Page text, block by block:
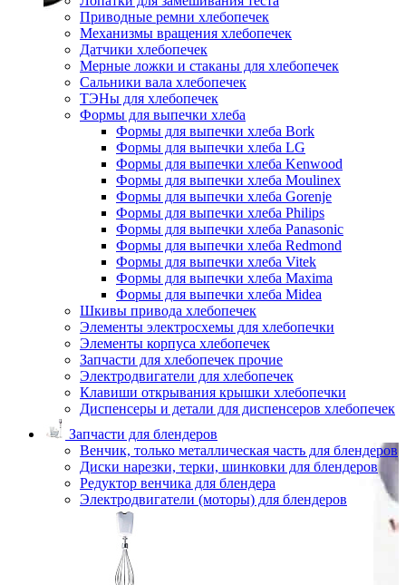
Приводные ремни хлебопечек
Механизмы вращения хлебопечек
Датчики хлебопечек
Мерные ложки и стаканы для хлебопечек
Сальники вала хлебопечек
ТЭНы для хлебопечек
Формы для выпечки хлеба
Формы для выпечки хлеба Bork
Формы для выпечки хлеба LG
Формы для выпечки хлеба Kenwood
Формы для выпечки хлеба Moulinex
Формы для выпечки хлеба Gorenje
Формы для выпечки хлеба Philips
Формы для выпечки хлеба Panasonic
Формы для выпечки хлеба Redmond
Формы для выпечки хлеба Vitek
Формы для выпечки хлеба Maxima
Формы для выпечки хлеба Midea
Шкивы привода хлебопечек
Элементы электросхемы для хлебопечки
Элементы корпуса хлебопечек
Запчасти для хлебопечек прочие
Электродвигатели для хлебопечек
Клавиши открывания крышки хлебопечки
Диспенсеры и детали для диспенсеров хлебопечек
Запчасти для блендеров
Венчик, только металлическая часть для блендеров
Диски нарезки, терки, шинковки для блендеров
Редуктор венчика для блендера
Электродвигатели (моторы) для блендеров